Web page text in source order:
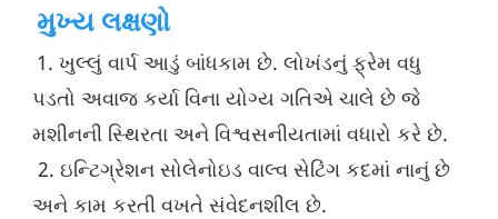
મુખ્ય લક્ષણો
1. ખુલ્લું વાર્પ આડું બાંધકામ છે. લોખંડનું ફ્રેમ વધુ
પડતો અવાજ કર્યા વિના યોગ્ય ગતિએ ચાલે છે જે
મશીનની સ્થિરતા અને વિશ્વસનીયતામાં વધારો કરે છે.
અને કામ કરતી વખતે સંવેદનશીલ છે.